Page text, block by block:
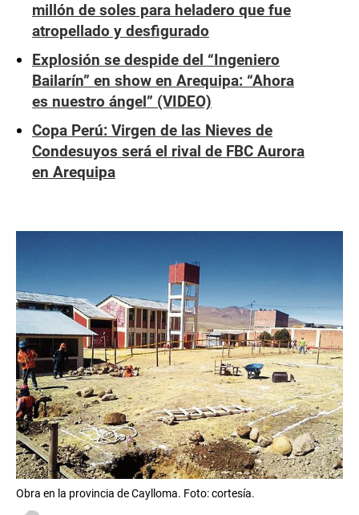
millón de soles para heladero que fue
atropellado y desfigurado
Explosión se despide del “Ingeniero
Bailarín” en show en Arequipa: “Ahora
es nuestro ángel” (VIDEO)
Copa Perú: Virgen de las Nieves de
Condesuyos será el rival de FBC Aurora
en Arequipa
Obra en la provincia de Caylloma. Foto: cortesía.